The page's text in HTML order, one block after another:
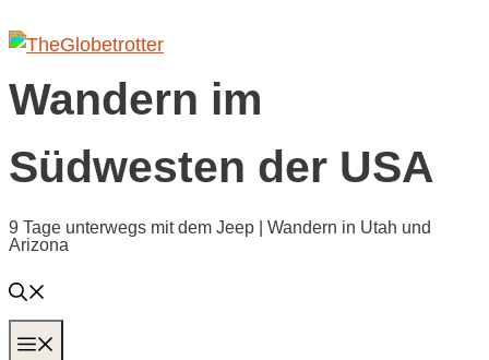
Inhalt
springen
Wandern im
Südwesten der USA
9 Tage unterwegs mit dem Jeep | Wandern in Utah und
Arizona